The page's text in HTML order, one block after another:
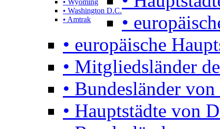
• Wyoming
• Washington D.C.
• Amtrak
•
• europäische
• Mitgliedsländer
• Bundesländer
• Hauptstädte von